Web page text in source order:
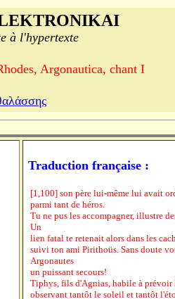
à l'hypertexte
Argonautica, chant I
Traduction française :
[1,100] son père lui-même lui avait
parmi tant de héros.
Tu ne pus les accompagner, illustre
Un
lien fatal te retenait alors dans les
suivi ton ami Pirithoüs. Sans doute
Argonautes
un puissant secours!
Tiphys, fils d'Agnias, habile à prévoir
observant tantôt le soleil et tantôt